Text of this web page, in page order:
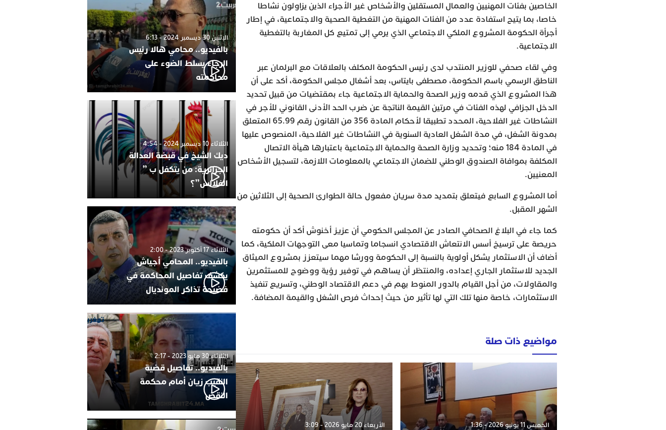
الخاصين بفئات المهنيين والعمال المستقلين والأشخاص غير الأجراء الذين يزاولون نشاطا
خاصا، بما يتيح استفادة عدد من الفئات المهنية من التغطية الصحية والاجتماعية، في إطار
أجرأة الحكومة المشروع الملكي الاجتماعي الذي يرمي إلى تمتيع كل المغاربة بالتغطية
الاجتماعية.
وفي لقاء صحفي للوزير المنتدب لدى رئيس الحكومة المكلف بالعلاقات مع البرلمان عبر
الناطق الرسمي باسم الحكومة، مصطفى بايتاس، بعد أشغال مجلس الحكومة، أكد على أن
هذا المشروع الذي قدمه وزير الصحة والحماية الاجتماعية جاء بمقتضيات من قبيل تحديد
الدخل الجزافي لهذه الفئات في مرتين القيمة الناتجة عن ضرب الحد الأدنى القانوني للأجر في
النشاطات غير الفلاحية، المحدد تطبيقا لأحكام المادة 356 من القانون رقم 65.99 المتعلق
بمدونة الشغل، في مدة الشغل العادية السنوية في النشاطات غير الفلاحية، المنصوص عليها
في المادة 184 منه؛ وتحديد وزارة الصحة والحماية الاجتماعية باعتبارها هيأة الاتصال
المكلفة بموافاة الصندوق الوطني للضمان الاجتماعي بالمعلومات اللازمة، لتسجيل الأشخاص
المعنيين.
أما المشروع السابع فيتعلق بتمديد مدة سريان مفعول حالة الطوارئ الصحية إلى الثلاثين من
الشهر المقبل.
كما جاء في البلاغ الصحافي الصادر عن المجلس الحكومي أن عزيز أخنوش أكد أن حكومته
حريصة على ترسيخ أسس الانتعاش الاقتصادي انسجاما وتماسيا معى التوجهات الملكية، كما
أضاف أن الاستثمار يشكل أولوية بالنسبة إلى الحكومة وورشا مهما سيتعزز بمشروع الميثاق
الجديد للاستثمار الجاري إعداده، والمنتظر أن يساهم في توفير رؤية ووضوح للمستثمرين
والمقاولات، من أجل القيام بالدور المنوط بهم في دعم الاقتصاد الوطني، وتسريع تنفيذ
الاستثمارات، خاصة منها تلك التي لها تأثير من حيث إحداث فرص الشغل والقيمة المضافة.
مواضيع ذات صلة
الخميس 11 يونيو 2026 - 1:36 الأربعاء 20 مايو 2026 - 3:09
الإثنين 30 ديسمبر 2024 - 6:13
بالفيديو.. محامي هالا رئيس
الرجاء يسلط الضوء على
محاكمته
الثلاثاء 10 ديسمبر 2024 - 4:54
ديك الشيخ في قبضة العدالة
الجزائرية: من يتكفل ب ”
الفلالس”؟
الثلاثاء 17 أكتوبر 2023 - 2:00
بالفيديو.. المحامي أجياش
يكشف تفاصيل المحاكمة في
فضيحة تذاكر المونديال
الثلاثاء 30 مايو 2023 - 2:17
بالفيديو.. تفاصيل قضية
النقيب زيان أمام محكمة
النقض